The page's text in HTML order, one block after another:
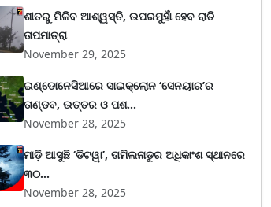
ଶୀତରୁ ମିଳିବ ଆଶ୍ୱସ୍ତି, ଉପରମୁହାଁ ହେବ ରାତି
ତାପମାତ୍ରା
November 29, 2025
ଇଣ୍ଡୋନେସିଆରେ ସାଇକ୍ଲୋନ ‘ସେନୟାର’ର
ତାଣ୍ଡବ, ଉତ୍ତର ଓ ପଶ...
November 28, 2025
ମାଡ଼ି ଆସୁଛି ‘ଡିଟୱା’, ତାମିଲନାଡୁର ଅଧିକାଂଶ ସ୍ଥାନରେ
୩୦...
November 28, 2025